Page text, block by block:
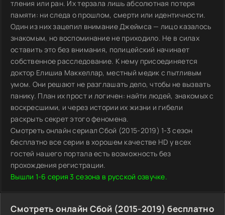
тления или ран. Их терзала лишь абсолютная потеря
памяти: ни следа о прошлом, смерти или идентичности.
Один из них зацепил внимание Джеймса — лицо казалось
знакомым, но воспоминание не приходило. Не в силах
оставить это без внимания, полицейский начинает
собственное расследование. К нему присоединяется
доктор Елишиа Маккеллар, местный медик с пытливым
умом. Они решают не разглашать дело, чтобы не вызвать
панику. План их прост и логичен: найти людей, знакомых с
воскресшими, и через истории их жизни и гибели
раскрыть секрет этого феномена.
Смотреть онлайн сериал Сбой (2015-2019) 1-3 сезон
бесплатно все серии в хорошем качестве HD у всех
гостей нашего портала есть возможность без
прохождения регистрации.
Вышли 1-6 серия 3 сезона в русской озвучке.
Смотреть онлайн Сбой (2015-2019) бесплатно